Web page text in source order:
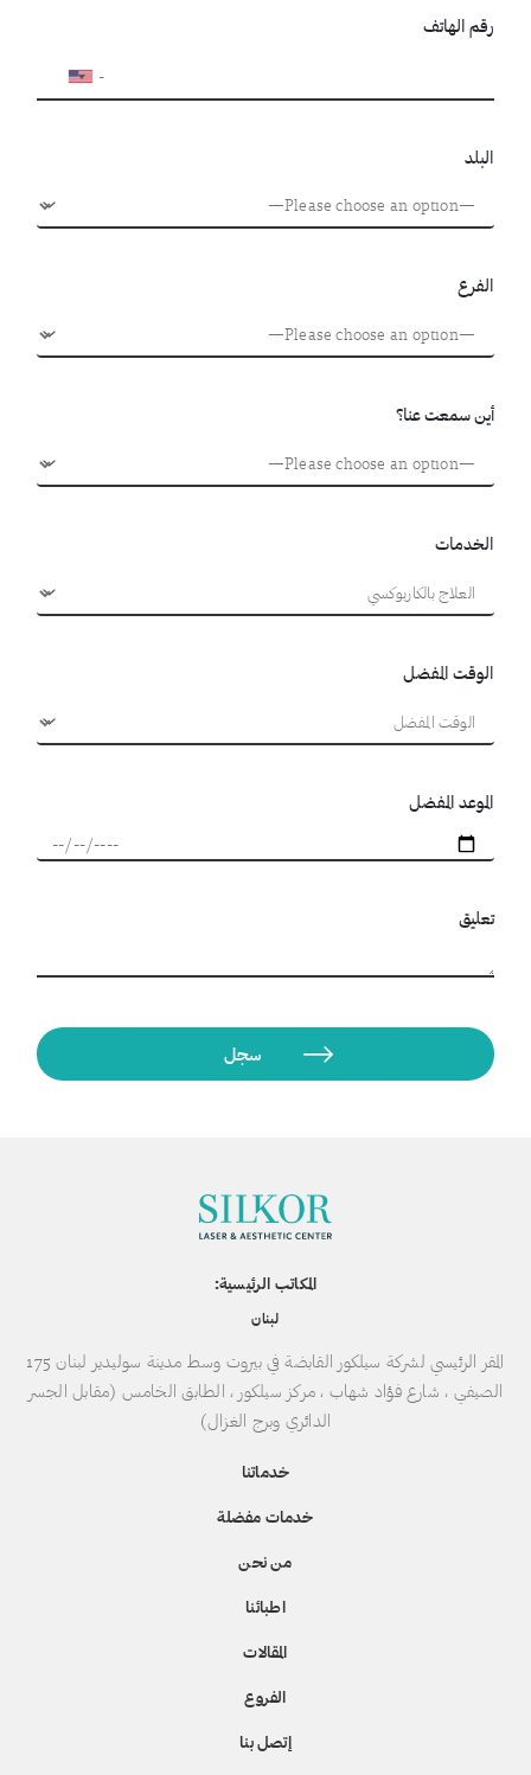
رقم الهاتف
البلد
الفرع
أين سمعت عنا؟
الخدمات
الوقت المفضل
الموعد المفضل
تعليق
المكاتب الرئيسية:
لبنان
المقر الرئيسي لشركة سيلكور القابضة في بيروت وسط مدينة سوليدير لبنان 175
الصيفي ، شارع فؤاد شهاب ، مركز سيلكور ، الطابق الخامس (مقابل الجسر
الدائري وبرج الغزال)
خدماتنا
خدمات مفضلة
من نحن
اطبائنا
المقالات
الفروع
إتصل بنا